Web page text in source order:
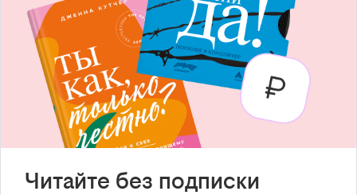
Читайте без подписки